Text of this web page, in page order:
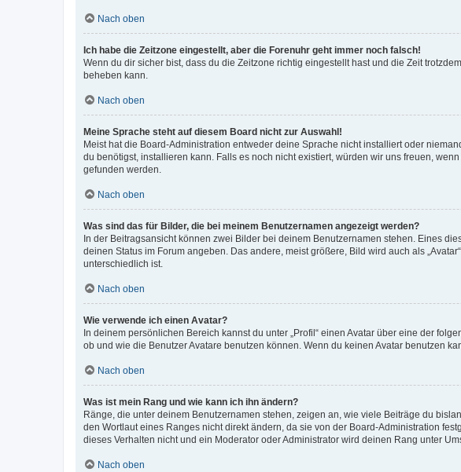
Nach oben
Ich habe die Zeitzone eingestellt, aber die Forenuhr geht immer noch falsch!
Wenn du dir sicher bist, dass du die Zeitzone richtig eingestellt hast und die Zeit
beheben kann.
Nach oben
Meine Sprache steht auf diesem Board nicht zur Auswahl!
Meist hat die Board-Administration entweder deine Sprache nicht installiert oder
du benötigst, installieren kann. Falls es noch nicht existiert, würden wir uns freuen,
gefunden werden.
Nach oben
Was sind das für Bilder, die bei meinem Benutzernamen angezeigt werden?
In der Beitragsansicht können zwei Bilder bei deinem Benutzernamen stehen. Eines
deinen Status im Forum angeben. Das andere, meist größere, Bild wird auch als
unterschiedlich ist.
Nach oben
Wie verwende ich einen Avatar?
In deinem persönlichen Bereich kannst du unter „Profil“ einen Avatar über eine der
ob und wie die Benutzer Avatare benutzen können. Wenn du keinen Avatar benutzen
Nach oben
Was ist mein Rang und wie kann ich ihn ändern?
Ränge, die unter deinem Benutzernamen stehen, zeigen an, wie viele Beiträge du
den Wortlaut eines Ranges nicht direkt ändern, da sie von der Board-Administration
dieses Verhalten nicht und ein Moderator oder Administrator wird deinen Rang unter
Nach oben